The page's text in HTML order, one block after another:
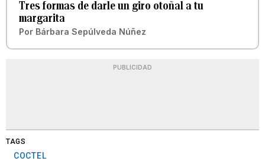
Tres formas de darle un giro otoñal a tu
margarita
Por Bárbara Sepúlveda Núñez
PUBLICIDAD
TAGS
COCTEL